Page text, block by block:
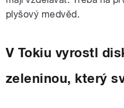
plyšový medvěd.
V Tokiu vyrostl
zeleninou, který